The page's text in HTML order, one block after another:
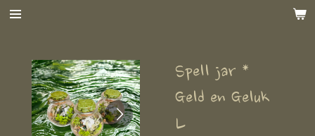
Ga
hoofdinhoud
Spell jar *
Geld en Geluk
L